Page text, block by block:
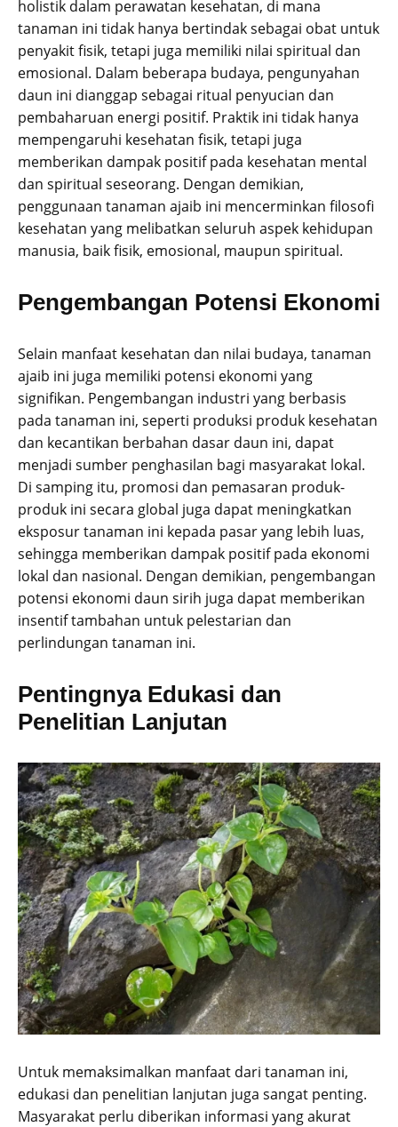
holistik dalam perawatan kesehatan, di mana
tanaman ini tidak hanya bertindak sebagai obat untuk
penyakit fisik, tetapi juga memiliki nilai spiritual dan
emosional. Dalam beberapa budaya, pengunyahan
daun ini dianggap sebagai ritual penyucian dan
pembaharuan energi positif. Praktik ini tidak hanya
mempengaruhi kesehatan fisik, tetapi juga
memberikan dampak positif pada kesehatan mental
dan spiritual seseorang. Dengan demikian,
penggunaan tanaman ajaib ini mencerminkan filosofi
kesehatan yang melibatkan seluruh aspek kehidupan
manusia, baik fisik, emosional, maupun spiritual.
Pengembangan Potensi Ekonomi
Selain manfaat kesehatan dan nilai budaya, tanaman
ajaib ini juga memiliki potensi ekonomi yang
signifikan. Pengembangan industri yang berbasis
pada tanaman ini, seperti produksi produk kesehatan
dan kecantikan berbahan dasar daun ini, dapat
menjadi sumber penghasilan bagi masyarakat lokal.
Di samping itu, promosi dan pemasaran produk-
produk ini secara global juga dapat meningkatkan
eksposur tanaman ini kepada pasar yang lebih luas,
sehingga memberikan dampak positif pada ekonomi
lokal dan nasional. Dengan demikian, pengembangan
potensi ekonomi daun sirih juga dapat memberikan
insentif tambahan untuk pelestarian dan
perlindungan tanaman ini.
Pentingnya Edukasi dan
Penelitian Lanjutan
Untuk memaksimalkan manfaat dari tanaman ini,
edukasi dan penelitian lanjutan juga sangat penting.
Masyarakat perlu diberikan informasi yang akurat